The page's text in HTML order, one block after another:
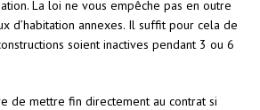
La loi ne vous empêche pas en outre
d’habitation annexes. Il suffit pour cela de
soient inactives pendant 3 ou 6
de mettre fin directement au contrat si